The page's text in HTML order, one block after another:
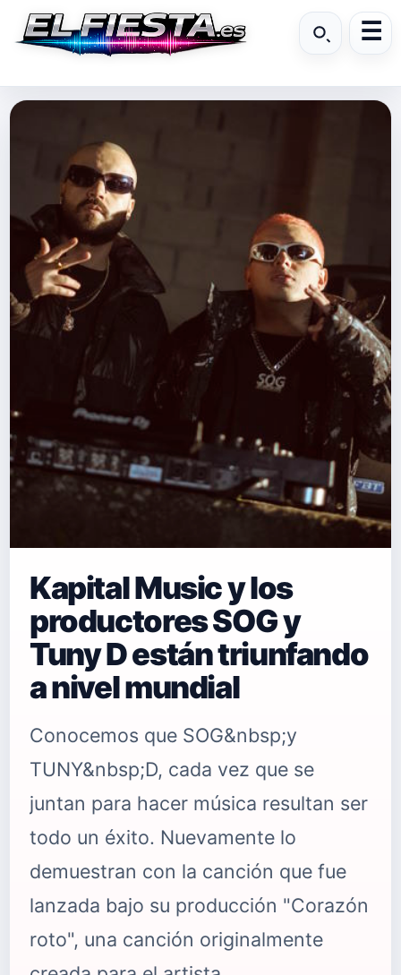
Kapital Music y los
productores SOG y
Tuny D están triunfando
a nivel mundial
Conocemos que SOG&nbsp;y
TUNY&nbsp;D, cada vez que se
juntan para hacer música resultan ser
todo un éxito. Nuevamente lo
demuestran con la canción que fue
lanzada bajo su producción "Corazón
roto", una canción originalmente